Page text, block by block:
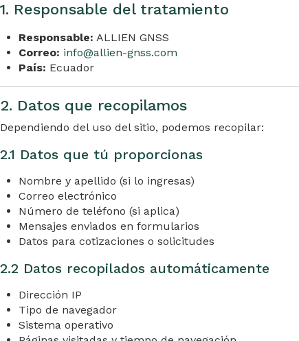
1. Responsable del tratamiento
Responsable: ALLIEN GNSS
Correo: info@allien-gnss.com
País: Ecuador
2. Datos que recopilamos
Dependiendo del uso del sitio, podemos recopilar:
2.1 Datos que tú proporcionas
Nombre y apellido (si lo ingresas)
Correo electrónico
Número de teléfono (si aplica)
Mensajes enviados en formularios
Datos para cotizaciones o solicitudes
2.2 Datos recopilados automáticamente
Dirección IP
Tipo de navegador
Sistema operativo